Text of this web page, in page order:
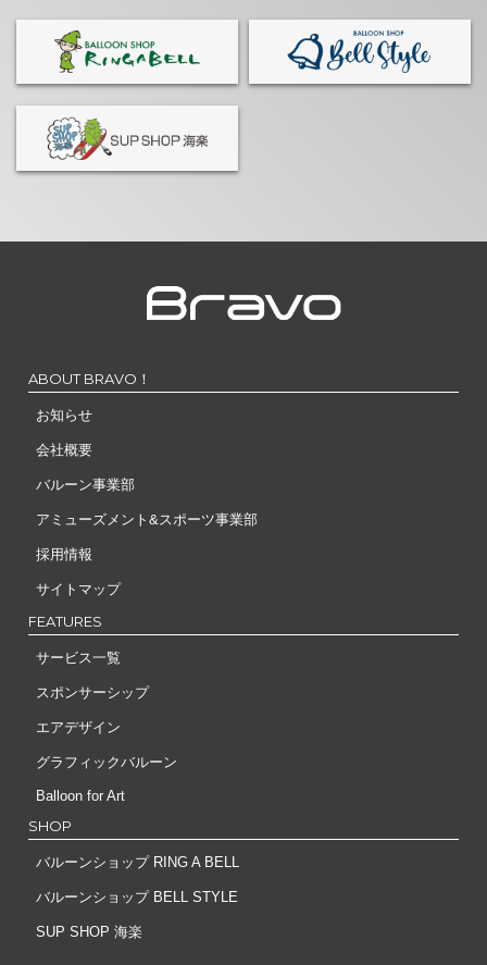
ABOUT BRAVO！
お知らせ
会社概要
バルーン事業部
アミューズメント&スポーツ事業部
採用情報
サイトマップ
FEATURES
サービス一覧
スポンサーシップ
エアデザイン
グラフィックバルーン
Balloon for Art
SHOP
バルーンショップ RING A BELL
バルーンショップ BELL STYLE
SUP SHOP 海楽